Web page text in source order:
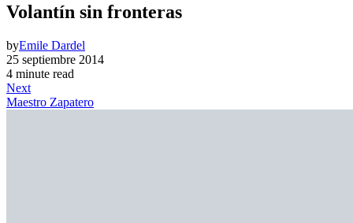
Volantín sin fronteras
byEmile Dardel
25 septiembre 2014
4 minute read
Next
Maestro Zapatero